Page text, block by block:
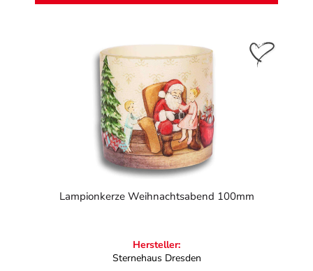
Lampionkerze Weihnachtsabend 100mm
Hersteller:
Sternehaus Dresden